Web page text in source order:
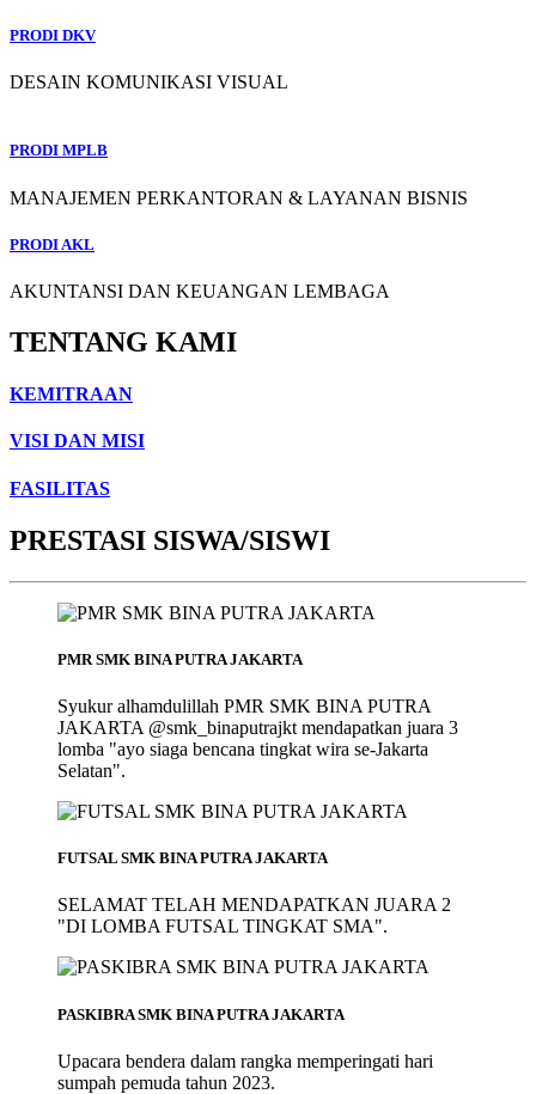
PRODI DKV
DESAIN KOMUNIKASI VISUAL
PRODI MPLB
MANAJEMEN PERKANTORAN & LAYANAN BISNIS
PRODI AKL
AKUNTANSI DAN KEUANGAN LEMBAGA
TENTANG KAMI
KEMITRAAN
VISI DAN MISI
FASILITAS
PRESTASI SISWA/SISWI
PMR SMK BINA PUTRA JAKARTA
Syukur alhamdulillah PMR SMK BINA PUTRA
JAKARTA @smk_binaputrajkt mendapatkan juara 3
lomba "ayo siaga bencana tingkat wira se-Jakarta
Selatan".
FUTSAL SMK BINA PUTRA JAKARTA
SELAMAT TELAH MENDAPATKAN JUARA 2
"DI LOMBA FUTSAL TINGKAT SMA".
PASKIBRA SMK BINA PUTRA JAKARTA
Upacara bendera dalam rangka memperingati hari
sumpah pemuda tahun 2023.